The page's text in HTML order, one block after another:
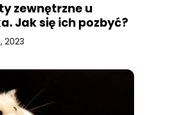
zewnętrzne u
Jak się ich pozbyć?
2023